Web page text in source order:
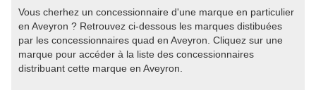
Vous cherhez un concessionnaire d'une marque en particulier
en Aveyron ? Retrouvez ci-dessous les marques distibuées
par les concessionnaires quad en Aveyron. Cliquez sur une
marque pour accéder à la liste des concessionnaires
distribuant cette marque en Aveyron.